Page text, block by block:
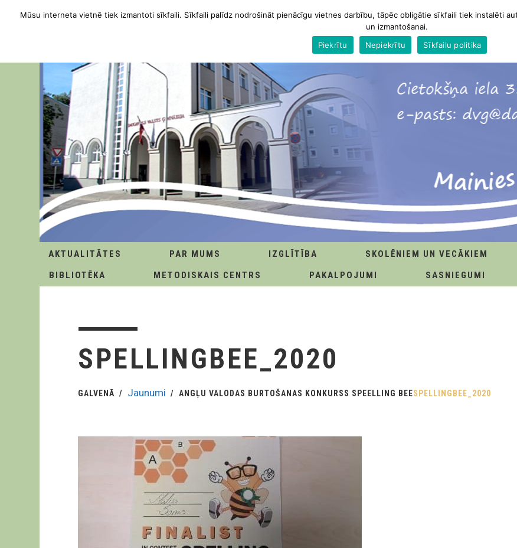
AKTUALITĀTES PAR MUMS IZGLĪTĪBA SKOLĒNIEM UN VECĀKIEM
BIBLIOTĒKA
METODISKAIS CENTRS PAKALPOJUMI SASNIEGUMI
SPELLINGBEE_2020
GALVENĀ Jaunumi ANGĻU VALODAS BURTOŠANAS KONKURSS SPEELLING BEESPELLINGBEE_2020
Mūsu interneta vietnē tiek izmantoti sīkfaili. Sīkfaili palīdz nodrošināt pienācīgu vietnes darbību, tāpēc obligātie sīkfaili tiek instalēti
un izmantošanai.
Piekrītu
Nepiekrītu Sīkfailu politika